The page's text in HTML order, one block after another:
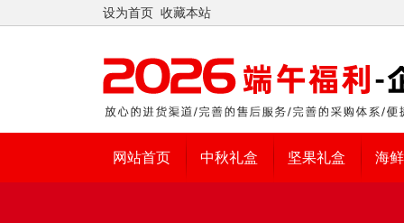
设为首页 收藏本站
网站首页 中秋礼盒 坚果礼盒 海